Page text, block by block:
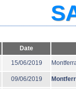
Date
15/06/2019
09/06/2019